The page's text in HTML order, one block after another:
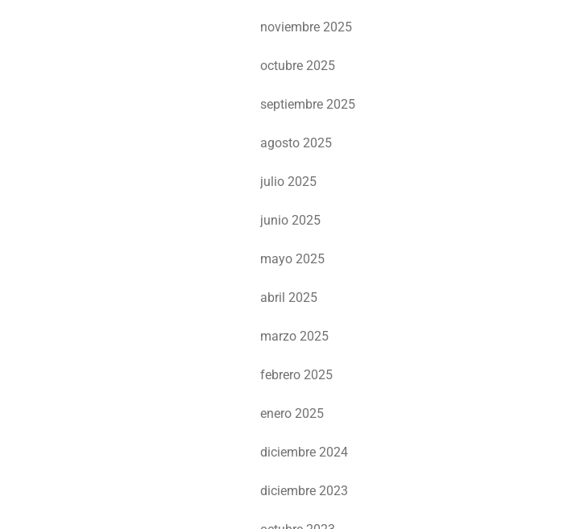
noviembre 2025
octubre 2025
septiembre 2025
agosto 2025
julio 2025
junio 2025
mayo 2025
abril 2025
marzo 2025
febrero 2025
enero 2025
diciembre 2024
diciembre 2023